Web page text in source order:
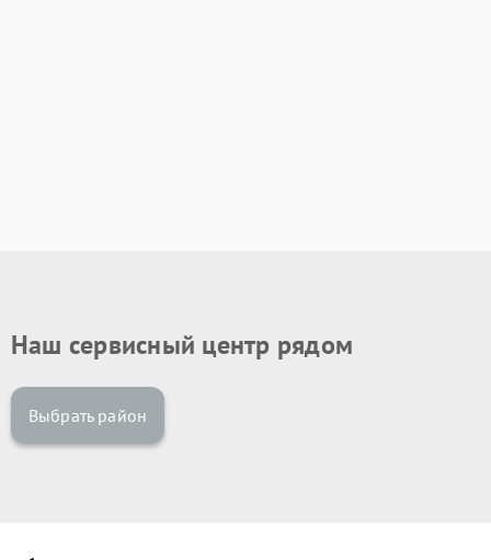
Наш сервисный центр рядом
Выбрать район